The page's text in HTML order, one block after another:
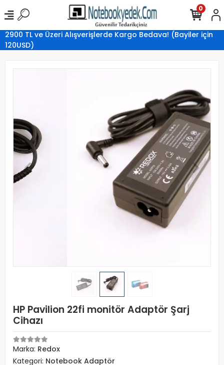
2900 TL ve Üzeri Alışverişlerde Kargo Bedava! (Bayiler için
120USD)
0
HP Pavilion 22fi monitör Adaptör Şarj
Cihazı
Marka: Redox
Kategori: Notebook Adaptör